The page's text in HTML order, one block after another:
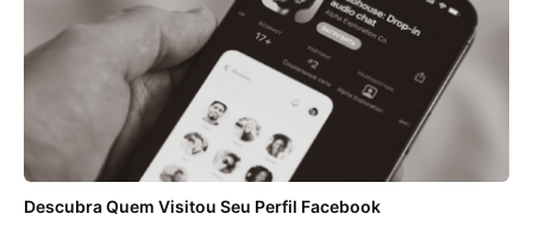
Descubra Quem Visitou Seu Perfil Facebook